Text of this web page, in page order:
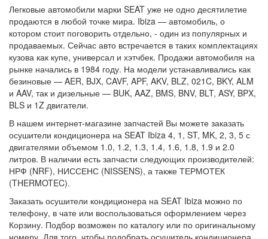
Легковые автомобили марки SEAT уже не одно десятилетие
продаются в любой точке мира. Ibiza — автомобиль, о
котором стоит поговорить отдельно, - один из популярных и
продаваемых. Сейчас авто встречается в таких комплектациях
кузова как купе, универсал и хэтчбек. Продажи автомобиля на
рынке начались в 1984 году. На модели устанавливались как
безиновые — AER, BJX, CAVF, APF, AKV, BLZ, 021C, BKY, ALM
и AAV, так и дизельные — BUK, AAZ, BMS, BNV, BLT, ASY, BPX,
BLS и 1Z двигатели.
В нашем интернет-магазине запчастей Вы можете заказать
осушители кондиционера на SEAT Ibiza 4, 1, ST, MK, 2, 3, 5 с
двигателями объемом 1.0, 1.2, 1.3, 1.4, 1.6, 1.8, 1.9 и 2.0
литров. В наличии есть запчасти следующих производителей:
НРФ (NRF), НИССЕНС (NISSENS), а также ТЕРМОТЕК
(THERMOTEC).
Заказать осушители кондиционера на SEAT Ibiza можно по
телефону, в чате или воспользоваться оформлением через
Корзину. Подбор возможен по каталогу или по оригинальному
номеру. Для того, чтобы подобрать осушитель кондиционера